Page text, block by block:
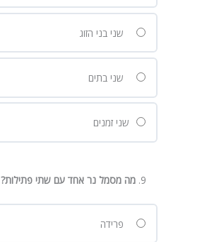
שני בני הזוג
שני בתים
שני זמנים
מה מסמל נר אחד עם שתי פתילות?
פרידה